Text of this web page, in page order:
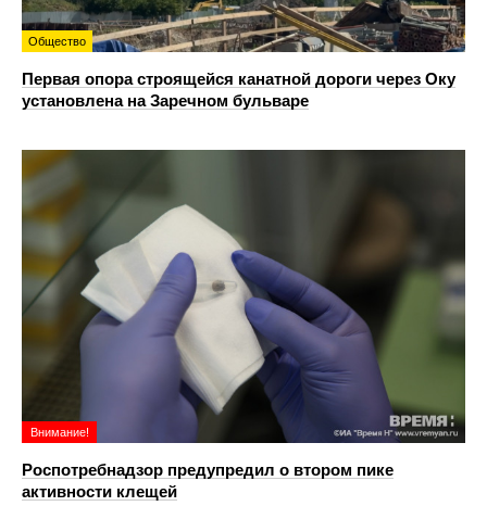
Общество
Первая опора строящейся канатной дороги через Оку
установлена на Заречном бульваре
Внимание!
Роспотребнадзор предупредил о втором пике
активности клещей